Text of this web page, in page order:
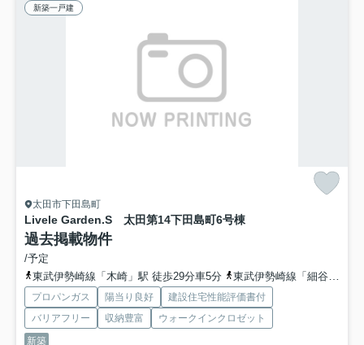
新築一戸建
太田市下田島町
Livele Garden.S 太田第14下田島町6号棟
過去掲載物件
/予定
東武伊勢崎線「木崎」駅 徒歩29分車5分
東武伊勢崎線「細谷」駅 徒歩37分
プロパンガス 陽当り良好
建設住宅性能評価書付
バリアフリー
収納豊富
ウォークインクロゼット
新築